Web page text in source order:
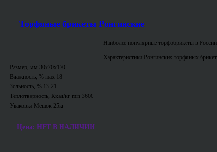
Торфяные брикеты Ронгинские
Наиболее популярные торфобрикеты в
Характеристики Ронгинских торфяных
Размер, мм 30х70х170
Влажность, % max 18
Зольность, % 13-21
Теплотворность, Ккал/кг min 3600
Упаковка Мешок 25кг
Цена: НЕТ В НАЛИЧИИ